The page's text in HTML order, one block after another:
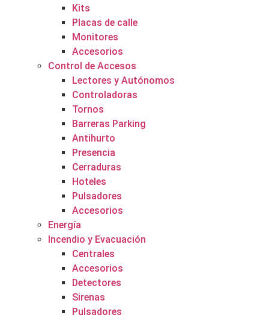
Kits
Placas de calle
Monitores
Accesorios
Control de Accesos
Lectores y Autónomos
Controladoras
Tornos
Barreras Parking
Antihurto
Presencia
Cerraduras
Hoteles
Pulsadores
Accesorios
Energía
Incendio y Evacuación
Centrales
Accesorios
Detectores
Sirenas
Pulsadores